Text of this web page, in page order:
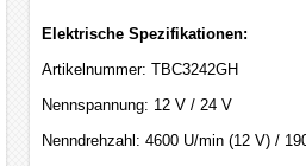
Elektrische Spezifikationen:
Artikelnummer: TBC3242GH
Nennspannung: 12 V / 24 V
Nenndrehzahl: 4600 U/min (12 V) /